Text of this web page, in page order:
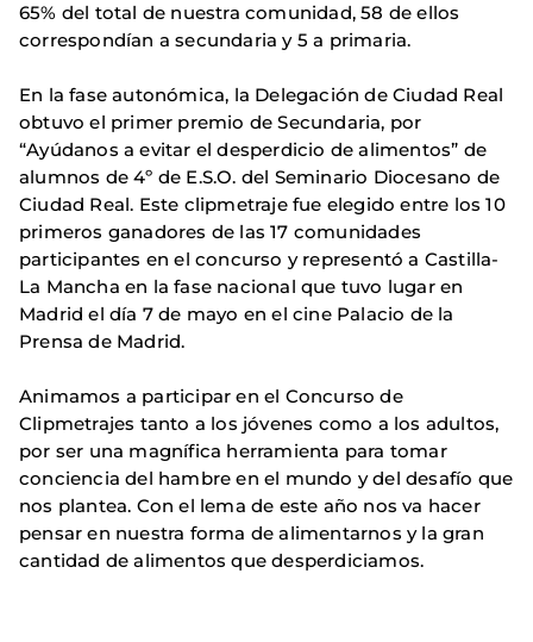
65% del total de nuestra comunidad, 58 de ellos
correspondían a secundaria y 5 a primaria.
En la fase autonómica, la Delegación de Ciudad Real
obtuvo el primer premio de Secundaria, por
“Ayúdanos a evitar el desperdicio de alimentos” de
alumnos de 4º de E.S.O. del Seminario Diocesano de
Ciudad Real. Este clipmetraje fue elegido entre los 10
primeros ganadores de las 17 comunidades
participantes en el concurso y representó a Castilla-
La Mancha en la fase nacional que tuvo lugar en
Madrid el día 7 de mayo en el cine Palacio de la
Prensa de Madrid.
Animamos a participar en el Concurso de
Clipmetrajes tanto a los jóvenes como a los adultos,
por ser una magnífica herramienta para tomar
conciencia del hambre en el mundo y del desafío que
nos plantea. Con el lema de este año nos va hacer
pensar en nuestra forma de alimentarnos y la gran
cantidad de alimentos que desperdiciamos.